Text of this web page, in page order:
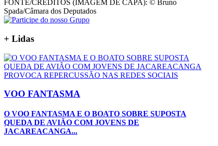
FONTE/CRÉDITOS (IMAGEM DE CAPA): © Bruno
Spada/Câmara dos Deputados
+ Lidas
VOO FANTASMA
O VOO FANTASMA E O BOATO SOBRE SUPOSTA
QUEDA DE AVIÃO COM JOVENS DE
JACAREACANGA...